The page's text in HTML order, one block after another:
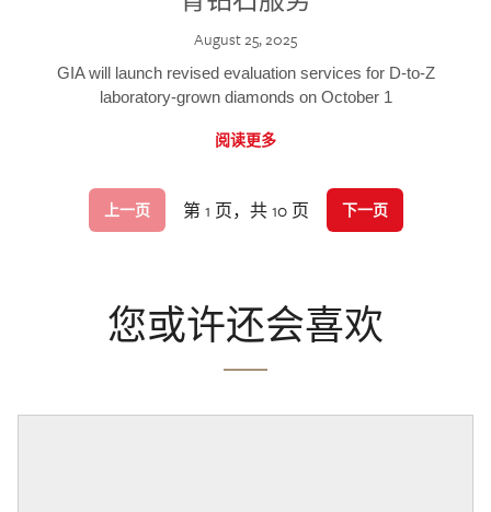
August 25, 2025
GIA will launch revised evaluation services for D-to-Z
laboratory-grown diamonds on October 1
阅读更多
上一页 第 1 页，共 10 页 下一页
您或许还会喜欢